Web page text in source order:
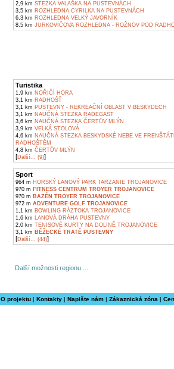
2,9 km STEZKA VALAŠKA NA PUSTEVNÁCH
3,5 km ROZHLEDNA CYRILKA NA PUSTEVNÁCH
6,3 km ROZHLEDNA VELKÝ JAVORNÍK
8,5 km JURKOVIČOVA ROZHLEDNA - ROŽNOV POD
Turistika
1,9 km NOŘIČÍ HORA
3,1 km RADHOŠŤ
3,1 km PUSTEVNY - REKREAČNÍ OBLAST V BESKYDECH
3,1 km NAUČNÁ STEZKA RADEGAST
3,6 km NAUČNÁ STEZKA ČERTŮV MLÝN
3,9 km VELKÁ STOLOVÁ
4,6 km NAUČNÁ STEZKA BESKYDSKÉ NEBE VE
RADHOŠTĚM
4,8 km ČERTŮV MLÝN
[Další... (9)]
Sport
964 m HORSKÝ LANOVÝ PARK TARZANIE TROJANOVICE
970 m FITNESS CENTRUM TROYER TROJANOVICE
970 m BAZÉN TROYER TROJANOVICE
972 m ADVENTURE GOLF TROJANOVICE
1,1 km BOWLING RÁZTOKA TROJANOVICE
1,6 km LANOVÁ DRÁHA PUSTEVNY
2,0 km TENISOVÉ KURTY NA DOLINĚ TROJANOVICE
3,1 km BĚŽECKÉ TRATĚ PUSTEVNY
[Další... (44)]
Další možnosti regionu ...
O projektu| Kontakty| Napište nám| Zákaznická zóna |